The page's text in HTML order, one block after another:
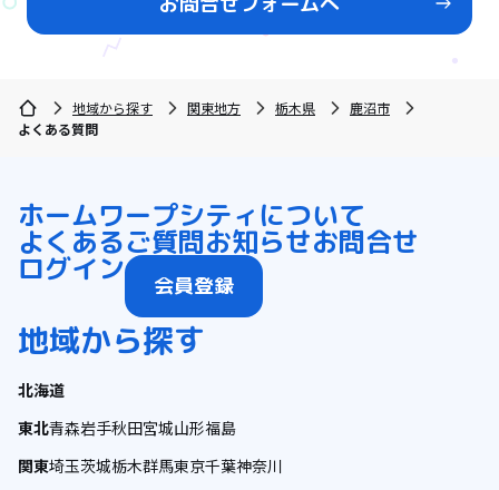
地域から探す 関東地方 栃木県
鹿沼市
よくある質問
ホームワープシティについて
よくあるご質問お知らせお問合せ
ログイン 会員登録
地域から探す
北海道
東北青森岩手秋田宮城山形福島
関東埼玉茨城栃木群馬東京千葉神奈川